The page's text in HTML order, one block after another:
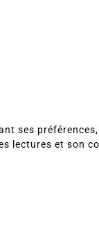
ses
lectures et son